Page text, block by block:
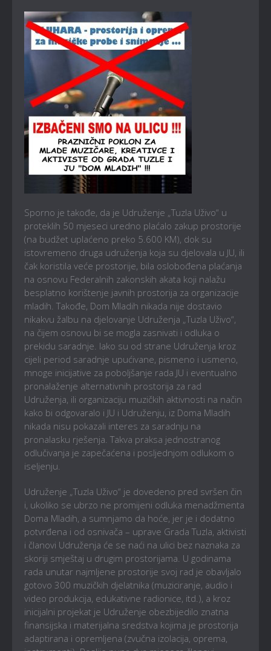
Sporno je takođe, da je Udruženje „Tuzla Uživo“ u
proteklih 50 mjeseci uredno plaćalo zakup prostorije
(na budžet uplaćeno preko 5.600 KM), dok su
istovremeno druga udruženja koja su djelovala u JU, ili
čak koristila veće prostorije, bila oslobođena plaćanja
na osnovu Federalnih zakonskih akata koji nalažu
besplatno korištenje javnih prostorija za organizacije
mladih. Takođe, Dom Mladih nikada nije dostavio
nikakvu žalbu na djelovanje Udruženja „Tuzla Uživo“,
na čijem osnovu bi se mogla zasnivati i odluka o
prekidu saradnje. Iako su od strane Udruženja kroz
cijeli period saradnje upućivane, pismeno i usmeno,
mnoge inicijative za poboljšanje rada JU i eventualno
pronalaženje alternativnih prostorija za rad
Udruženja, ili organizaciju muzičkih aktivnosti na način
kako bi odgovaralo i JU i Udruženju, iz Doma Mladih
nikada nisu pokazali interes za saradnju na
pronalasku rješenja. Takva praksa jednostranog
odlučivanja je zapečaćena i posljednjom odlukom o
iseljenju.
Udruženje „Tuzla Uživo“ je dovedeno pred svršen čin
i, ukoliko se ubrzo ne promijeni odluka menadžmenta
Doma Mladih, a sumnjamo da hoće, jer je i dodatno
potvrđena i od osnivača – uprave Grada Tuzla, aktivisti
i članovi Udruženja će se naći na ulici bez naznaka za
skoriji smještaj u drugim prostorijama. U godinama
rada unutar najmljene prostorije svoj rad je obavljalo
gotovo 300 muzičkih djelatnika (muziciranje, audio i
video produkcija, edukativne radionice, itd.), a kroz
inicijalni projekat je Udruženje obezbijedilo znatna
finansijska i materijalna sredstva kojima je prostorija
adaptirana i opremljena (zvučna izolacija, oprema,